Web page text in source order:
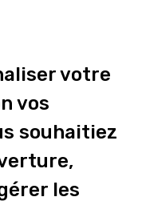
votre
vos
souhaitiez
les